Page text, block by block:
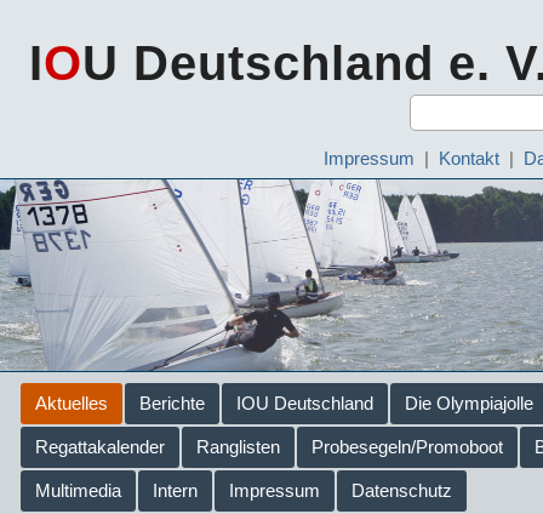
IOU Deutschland e.
Impressum | Kontakt |
Aktuelles Berichte IOU Deutschland Die Olympiajolle
Regattakalender Ranglisten Probesegeln/Promoboot
Multimedia Intern Impressum Datenschutz